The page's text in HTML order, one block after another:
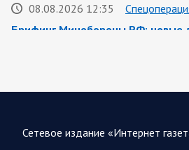
08.08.2026 12:35
Брифинг Минобороны РФ: новые
представители группировок
Сетевое издание «Интернет